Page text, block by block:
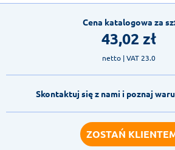
Cena katalogowa za sz:
43,02 zł
netto | VAT 23.0
Skontaktuj się z nami i poznaj
ZOSTAŃ